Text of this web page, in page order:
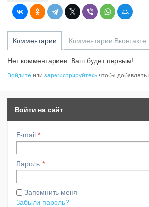
Комментарии Комментарии Вконтакте
Нет комментариев. Ваш будет первым!
Войдите или зарегистрируйтесь чтобы добавлять
Войти на сайт
E-mail
Пароль
Запомнить меня
Забыли пароль?